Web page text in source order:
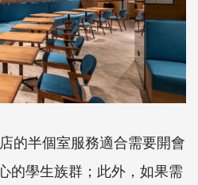
的半個室服務適合需要開會
的學生族群；此外，如果需